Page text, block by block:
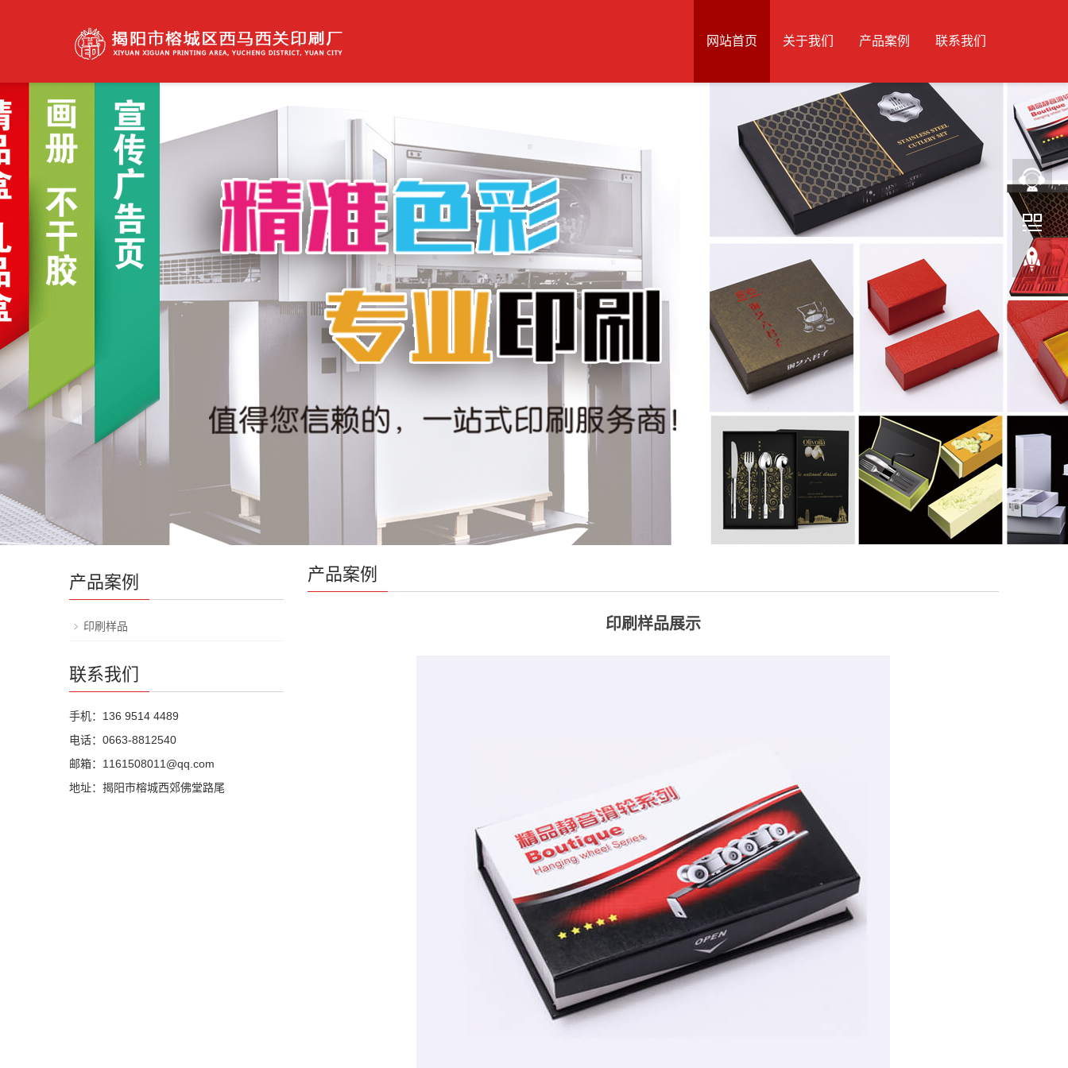
网站首页 关于我们 产品案例 联系我们
产品案例
印刷样品展示
产品案例
印刷样品
联系我们
手机：136 9514 4489
电话：0663-8812540
邮箱：1161508011@qq.com
地址：揭阳市榕城西郊佛堂路尾